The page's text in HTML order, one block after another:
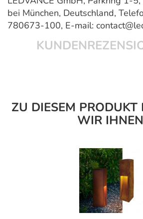
bei München, Deutschland,
780673-100, E-mail:
ZU DIESEM PRODUKT
WIR